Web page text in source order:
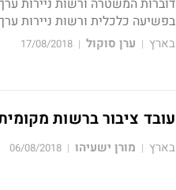
בפשיעה כלכלית ורשות ניירות
בארץ | ערן סוקול |
17/08/2018
עובד ציבור ברשות
בארץ | מורן ישעיהו |
06/08/2018